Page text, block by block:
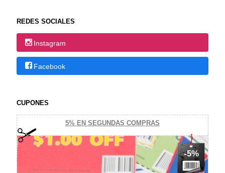
REDES SOCIALES
Instagram
Facebook
CUPONES
5% EN SEGUNDAS COMPRAS
-5%